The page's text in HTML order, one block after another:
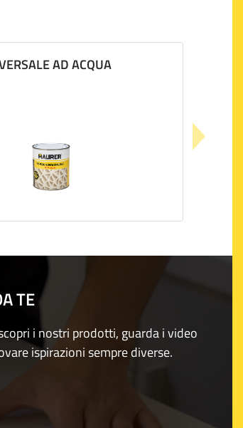
AD ACQUA
TE
i nostri prodotti, guarda i video
ispirazioni sempre diverse.